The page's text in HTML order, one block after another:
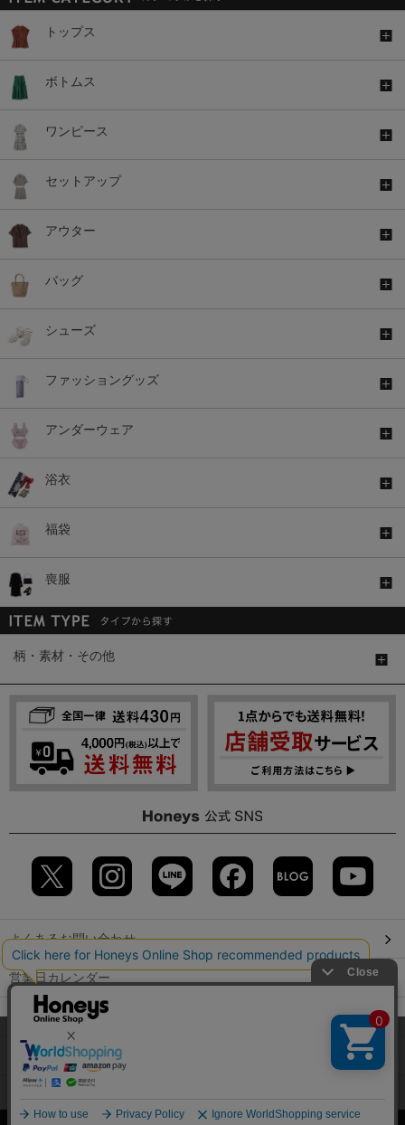
トップス
ボトムス
ワンピース
セットアップ
アウター
バッグ
シューズ
ファッショングッズ
アンダーウェア
浴衣
福袋
喪服
柄・素材・その他
よくあるお問い合わせ
営業日カレンダー
店舗検索
GLOBAL GUIDE（海外からご利用のお客様）
当サイトでは、サイトの利便性向上のため、クッキー(Cookie)を使
用しています。詳しくは「
」をご覧くださ
OK